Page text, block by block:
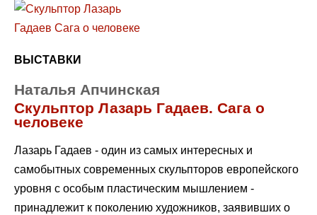
ВЫСТАВКИ
Наталья Апчинская
Скульптор Лазарь Гадаев. Сага о
человеке
Лазарь Гадаев - один из самых интересных и
самобытных современных скульпторов европейского
уровня с особым пластическим мышлением -
принадлежит к поколению художников, заявивших о